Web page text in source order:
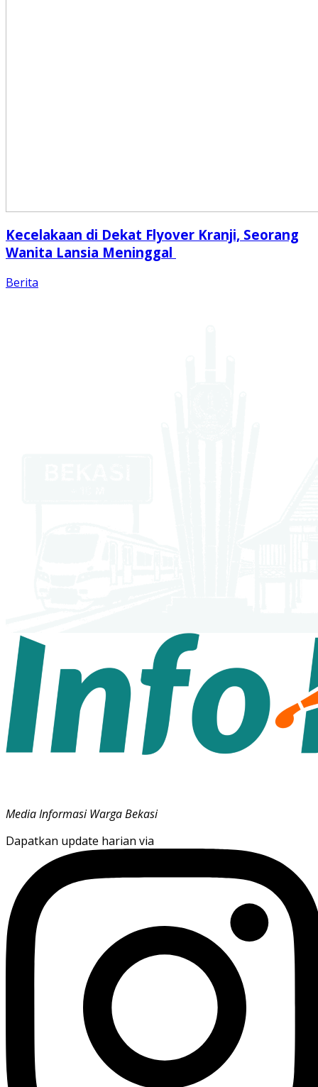
Kecelakaan di Dekat Flyover Kranji, Seorang
Wanita Lansia Meninggal
Berita
Media Informasi Warga Bekasi
Dapatkan update harian via